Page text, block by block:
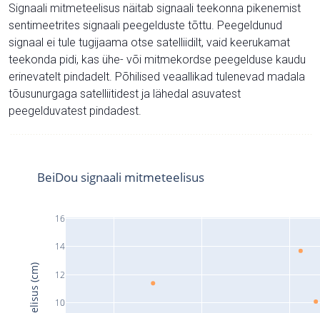
Signaali mitmeteelisus näitab signaali teekonna pikenemist
sentimeetrites signaali peegelduste tõttu. Peegeldunud
signaal ei tule tugijaama otse satelliidilt, vaid keerukamat
teekonda pidi, kas ühe- või mitmekordse peegelduse kaudu
erinevatelt pindadelt. Põhilised veaallikad tulenevad madala
tõusunurgaga satelliitidest ja lähedal asuvatest
peegelduvatest pindadest.
10
12
14
16
BeiDou signaali mitmeteelisus